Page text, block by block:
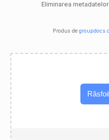
Eliminarea
Produs de